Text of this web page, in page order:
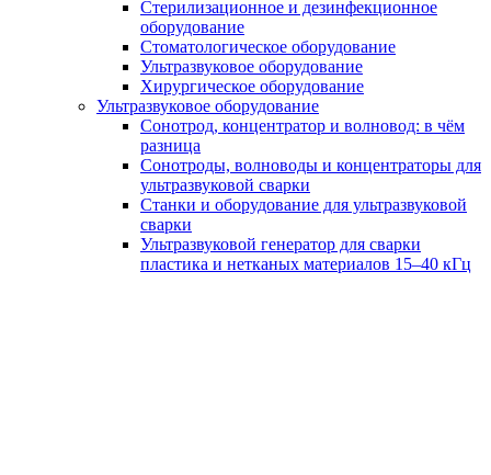
Стерилизационное и дезинфекционное
оборудование
Стоматологическое оборудование
Ультразвуковое оборудование
Хирургическое оборудование
Ультразвуковое оборудование
Сонотрод, концентратор и волновод: в чём
разница
Сонотроды, волноводы и концентраторы для
ультразвуковой сварки
Станки и оборудование для ультразвуковой
сварки
Ультразвуковой генератор для сварки
пластика и нетканых материалов 15–40 кГц